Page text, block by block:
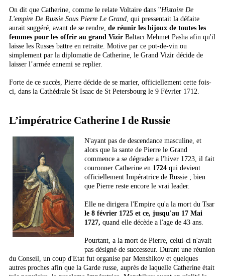
On dit que Catherine, comme le relate Voltaire dans ''Histoire De
L'empire De Russie Sous Pierre Le Grand , qui pressentait la défaite
aurait suggéré, avant de se rendre, de réunir les bijoux de toutes les
femmes pour les offrir au grand Vizir Baltacı Mehmet Pasha afin qu'il
laisse les Russes battre en retraite. Motive par ce pot-de-vin ou
simplement par la diplomatie de Catherine, le Grand Vizir décide de
laisser l’armée ennemi se replier.
Forte de ce succès, Pierre décide de se marier, officiellement cette fois-
ci, dans la Cathédrale St Isaac de St Petersbourg le 9 Février 1712.
L’impératrice Catherine I de Russie
N'ayant pas de descendance masculine, et
alors que la sante de Pierre le Grand
commence a se dégrader a l'hiver 1723, il fait
couronner Catherine en 1724 qui devient
officiellement Impératrice de Russie ; bien
que Pierre reste encore le vrai leader.
Elle ne dirigera l'Empire qu'a la mort du Tsar
le 8 février 1725 et ce, jusqu'au 17 Mai
1727, quand elle décède a l'age de 43 ans.
Pourtant, a la mort de Pierre, celui-ci n'avait
pas désigné de successeur. Durant une réunion
du Conseil, un coup d'Etat fut organise par Menshikov et quelques
autres proches afin que la Garde russe, auprès de laquelle Catherine était